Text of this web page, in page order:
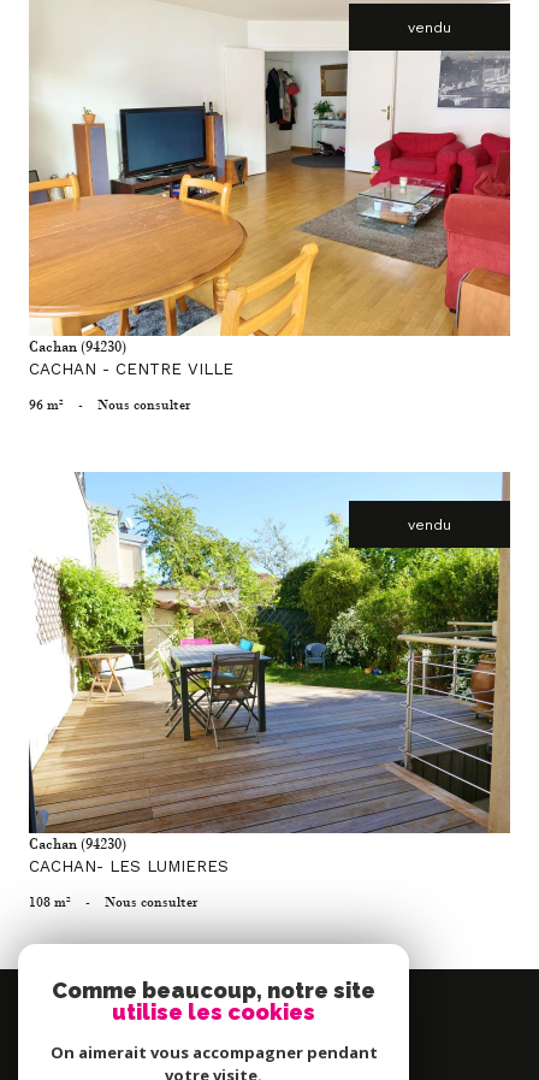
vendu
voir le bien
Cachan (94230)
CACHAN - CENTRE VILLE
96 m² - Nous consulter
vendu
voir le bien
Cachan (94230)
CACHAN- LES LUMIERES
108 m² - Nous consulter
Se
Comme beaucoup, notre site
utilise les cookies
On aimerait vous accompagner pendant
votre visite.